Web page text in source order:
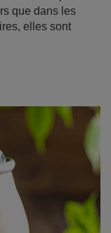
chaleur !
et de